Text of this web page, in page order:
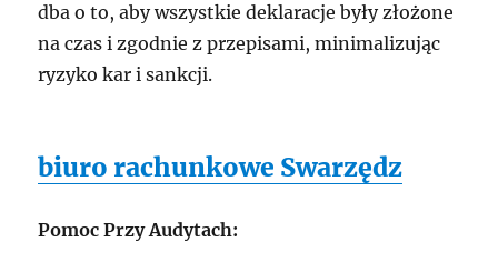
dba o to, aby wszystkie deklaracje były złożone
na czas i zgodnie z przepisami, minimalizując
ryzyko kar i sankcji.
biuro rachunkowe Swarzędz
Pomoc Przy Audytach: